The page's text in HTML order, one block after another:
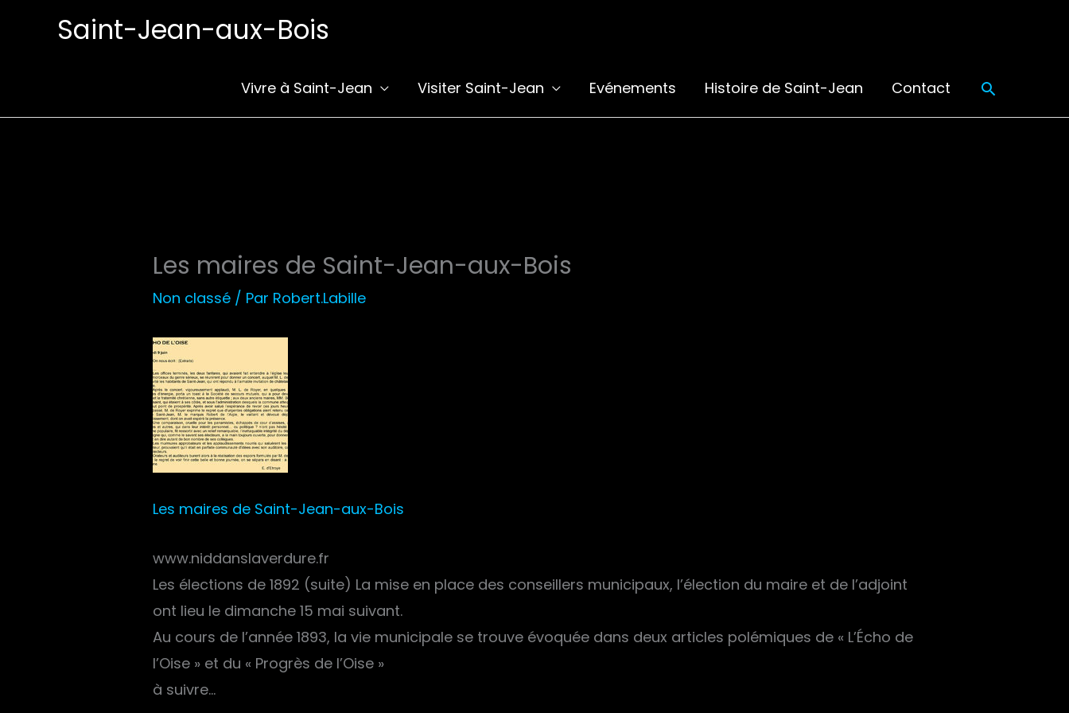
Saint-Jean-aux-Bois
Vivre à Saint-Jean Visiter Saint-Jean Evénements Histoire de Saint-Jean Contact
Les maires de Saint-Jean-aux-Bois
Non classé / Par Robert.Labille
Les maires de Saint-Jean-aux-Bois
www.niddanslaverdure.fr
Les élections de 1892 (suite) La mise en place des conseillers municipaux, l’élection du maire et de l’adjoint
ont lieu le dimanche 15 mai suivant.
Au cours de l’année 1893, la vie municipale se trouve évoquée dans deux articles polémiques de « L’Écho de
l’Oise » et du « Progrès de l’Oise »
à suivre…